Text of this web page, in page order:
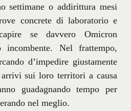
settimane o addirittura mesi
concrete di laboratorio e
se davvero Omicron
incombente. Nel frattempo,
d’impedire giustamente
sui loro territori a causa
guadagnando tempo per
nel meglio.